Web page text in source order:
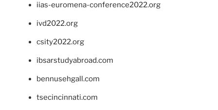
iias-euromena-conference2022.org
ivd2022.org
csity2022.org
ibsarstudyabroad.com
bennusehgall.com
tsecincinnati.com